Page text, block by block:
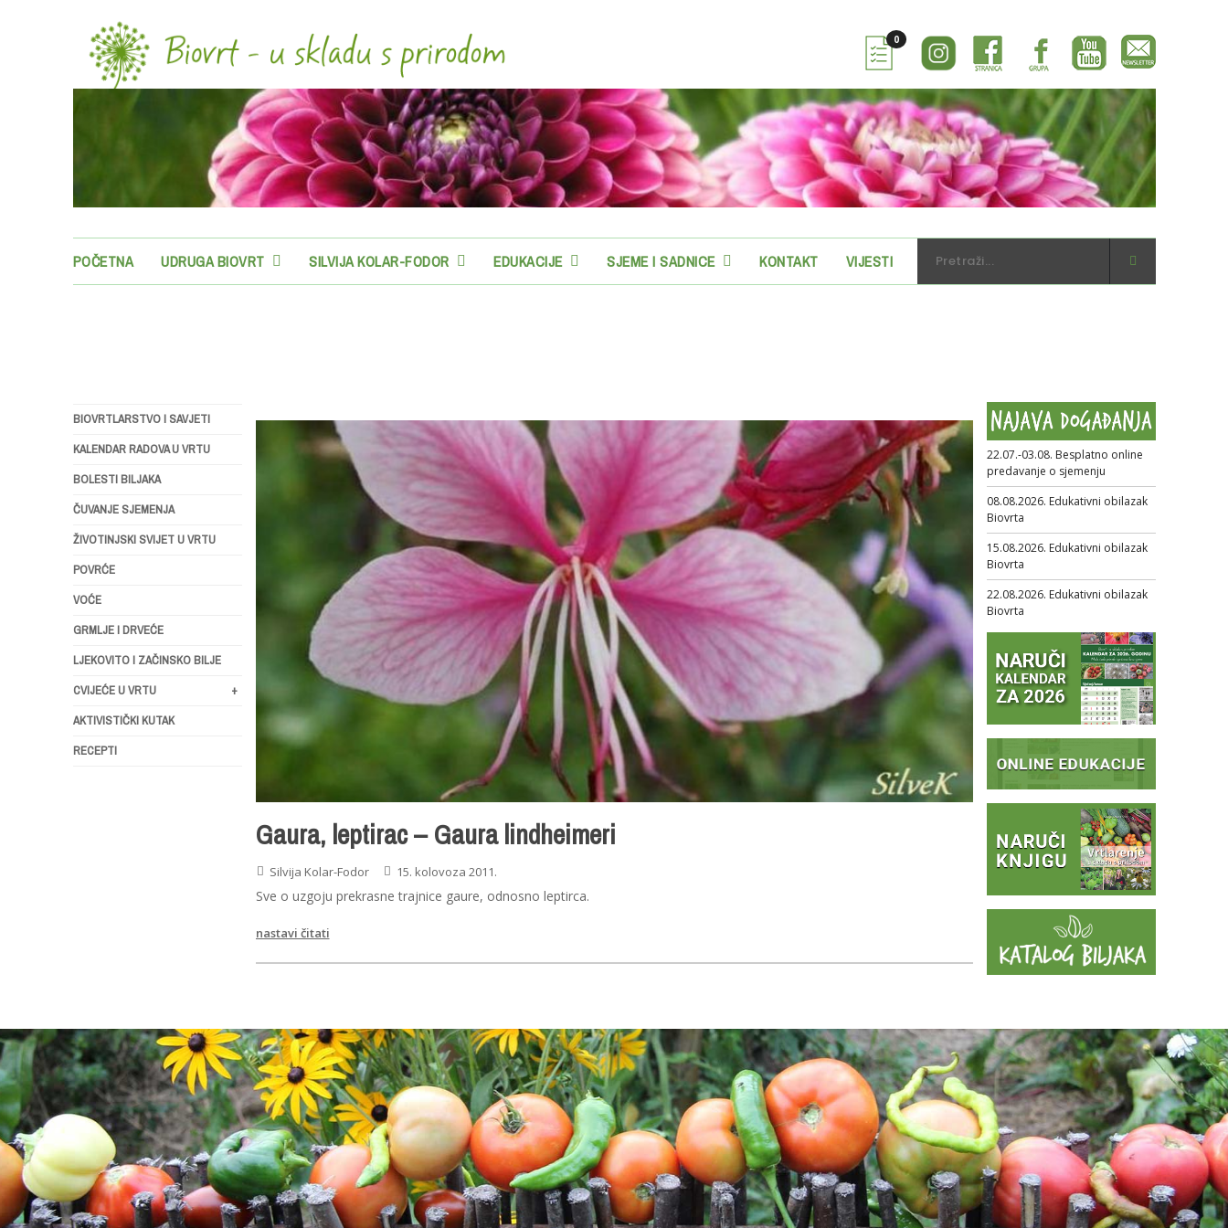
0
POČETNA UDRUGA BIOVRT SILVIJA KOLAR-FODOR EDUKACIJE SJEME I SADNICE KONTAKT VIJESTI WEBSHOP
BIOVRTLARSTVO I SAVJETI
KALENDAR RADOVA U VRTU
BOLESTI BILJAKA
ČUVANJE SJEMENJA
ŽIVOTINJSKI SVIJET U VRTU
POVRĆE
VOĆE
GRMLJE I DRVEĆE
LJEKOVITO I ZAČINSKO BILJE
CVIJEĆE U VRTU
+
AKTIVISTIČKI KUTAK
RECEPTI
Gaura, leptirac – Gaura lindheimeri
Silvija Kolar-Fodor 15. kolovoza 2011.
Sve o uzgoju prekrasne trajnice gaure, odnosno leptirca.
nastavi čitati
22.07.-03.08. Besplatno online
predavanje o sjemenju
08.08.2026. Edukativni obilazak
Biovrta
15.08.2026. Edukativni obilazak
Biovrta
22.08.2026. Edukativni obilazak
Biovrta